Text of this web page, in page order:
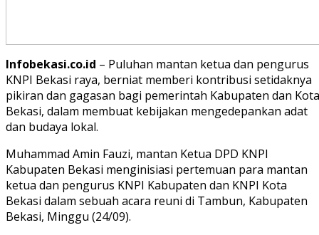
Infobekasi.co.id – Puluhan mantan ketua dan pengurus
KNPI Bekasi raya, berniat memberi kontribusi setidaknya
pikiran dan gagasan bagi pemerintah Kabupaten dan Kota
Bekasi, dalam membuat kebijakan mengedepankan adat
dan budaya lokal.
Muhammad Amin Fauzi, mantan Ketua DPD KNPI
Kabupaten Bekasi menginisiasi pertemuan para mantan
ketua dan pengurus KNPI Kabupaten dan KNPI Kota
Bekasi dalam sebuah acara reuni di Tambun, Kabupaten
Bekasi, Minggu (24/09).